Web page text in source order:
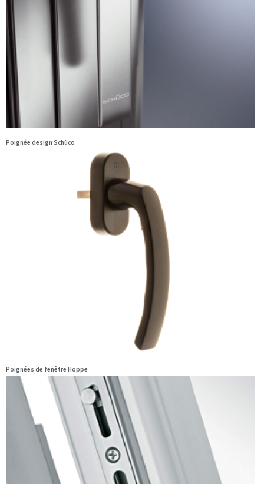
Poignée design Schüco
Poignées de fenêtre Hoppe